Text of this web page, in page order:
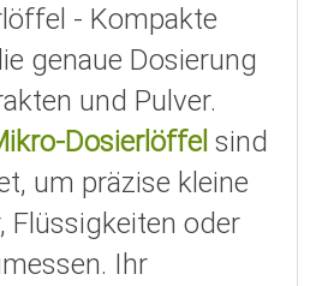
- Kompakte
genaue Dosierung
und Pulver.
Dosierlöffel sind
um präzise kleine
Flüssigkeiten oder
Ihr